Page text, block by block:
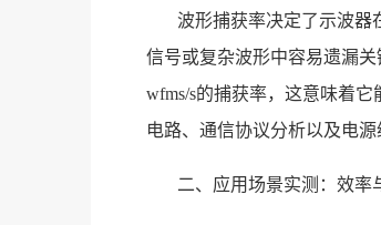
波形捕获率决定了示波器
信号或复杂波形中容易遗漏
wfms/s的捕获率，这意味着
电路、通信协议分析以及电
二、应用场景实测：效率